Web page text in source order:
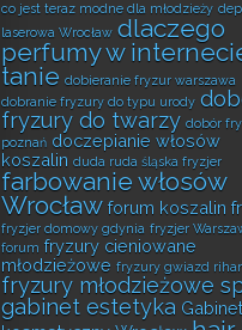
co jest teraz modne dla młodzieży
laserowa Wrocław dlaczego
perfumy w
tanie dobieranie fryzur warszawa
dobranie fryzury do typu urody
fryzury do twarzy dobór
poznań doczepianie włosów
koszalin duda ruda śląska fryzjer
farbowanie włosów
Wrocław forum koszalin
fryzjer domowy gdynia fryzjer
forum fryzury cieniowane
młodzieżowe fryzury gwiazd
fryzury młodzieżowe
gabinet estetyka Gabinet